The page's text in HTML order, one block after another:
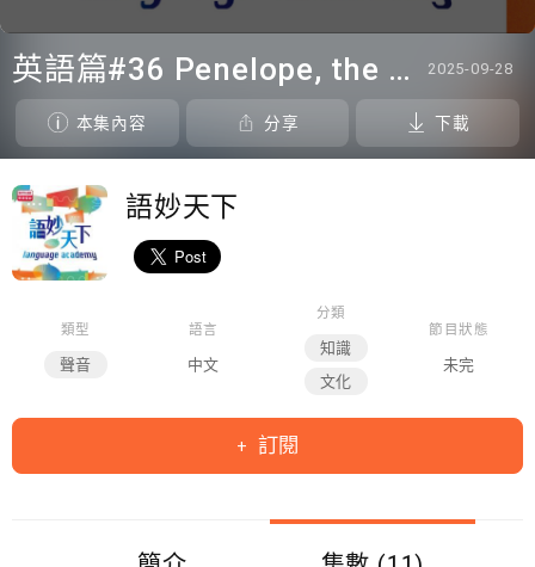
seconds
of
seconds
英語篇#36 Penelope, the Platypus ; Inclusion vs Integration 2025-09-28
本集內容 分享 下載
語妙天下
類型
聲音
語言
中文
分類
知識
文化
節目狀態
未完
訂閱